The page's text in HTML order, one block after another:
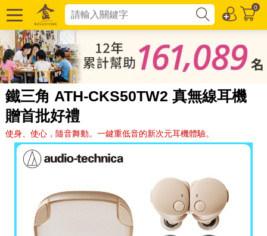
0
鐵三角 ATH-CKS50TW2 真無線耳機
贈首批好禮
使身、使心，隨音舞動。一鍵重低音的新次元耳機體驗。